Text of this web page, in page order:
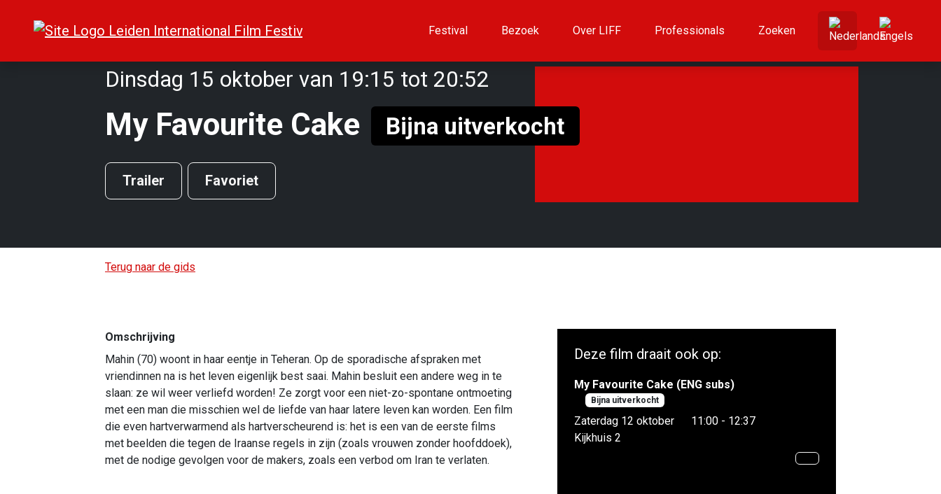
Festival Bezoek Over LIFF Professionals Zoeken
Dinsdag 15 oktober van 19:15 tot 20:52
My Favourite Cake Bijna uitverkocht
Trailer Favoriet
Terug naar de gids
Omschrijving
Mahin (70) woont in haar eentje in Teheran. Op de sporadische afspraken met
vriendinnen na is het leven eigenlijk best saai. Mahin besluit een andere weg in te
slaan: ze wil weer verliefd worden! Ze zorgt voor een niet-zo-spontane ontmoeting
met een man die misschien wel de liefde van haar latere leven kan worden. Een film
die even hartverwarmend als hartverscheurend is: het is een van de eerste films
met beelden die tegen de Iraanse regels in zijn (zoals vrouwen zonder hoofddoek),
met de nodige gevolgen voor de makers, zoals een verbod om Iran te verlaten.
Deze film draait ook op:
My Favourite Cake (ENG subs)
Bijna uitverkocht
Zaterdag 12 oktober
11:00 - 12:37
Kijkhuis 2